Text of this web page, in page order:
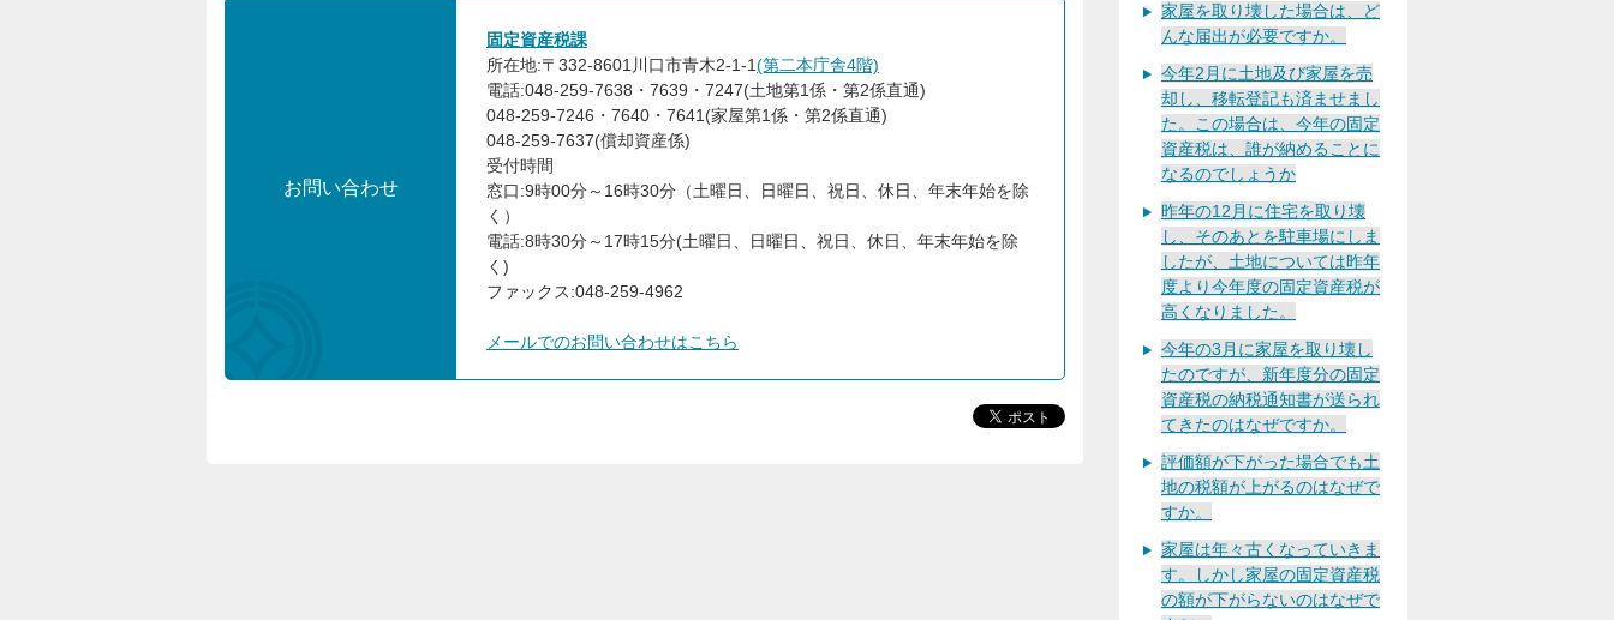
お問い合わせ
固定資産税課
所在地:〒332-8601川口市青木2-1-1(第二本庁舎4階)
電話:048-259-7638・7639・7247(土地第1係・第2係直通)
048-259-7246・7640・7641(家屋第1係・第2係直通)
048-259-7637(償却資産係)
受付時間
窓口:9時00分～16時30分（土曜日、日曜日、祝日、休日、年末年始を除
く）
電話:8時30分～17時15分(土曜日、日曜日、祝日、休日、年末年始を除
く)
ファックス:048-259-4962
メールでのお問い合わせはこちら
家屋を取り壊した場合は、ど
んな届出が必要ですか。
今年2月に土地及び家屋を売
却し、移転登記も済ませまし
た。この場合は、今年の固定
資産税は、誰が納めることに
なるのでしょうか
昨年の12月に住宅を取り壊
し、そのあとを駐車場にしま
したが、土地については昨年
度より今年度の固定資産税が
高くなりました。
今年の3月に家屋を取り壊し
たのですが、新年度分の固定
資産税の納税通知書が送られ
てきたのはなぜですか。
評価額が下がった場合でも土
地の税額が上がるのはなぜで
すか。
家屋は年々古くなっていきま
す。しかし家屋の固定資産税
の額が下がらないのはなぜで